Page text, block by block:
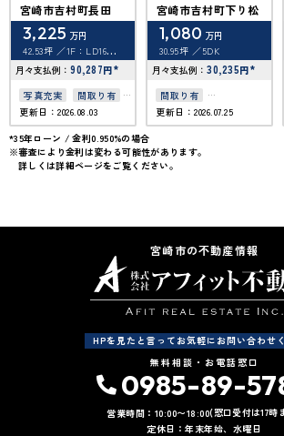
宮崎市吉村町長田
3,225 万円
42.53坪
1F：LD16・
K6・和6・和6、2F：洋
8・洋6 1F：LD16・
K6・和6・和6、2F：洋
8・洋6
月々支払例： 90,287円*
写真充実
間取り有
駐車場2台可
50坪以上
接道6ｍ以上
更新日：2026.08.03
宮崎市吉村町下り松
1,080 万円
30.95坪
5DK
月々支払例： 30,235円*
間取り有
駐車場2台可
接道6ｍ以上
駐車場１台無料
更新日：2026.07.25
*35年ローン / 金利0.950%の場合
※審査により金利は変わる可能性があります。
詳しくは詳細ページをご覧ください。
宮崎市の不動産情報
HPを見たと言ってお気軽にお問い合わせ
無料相談・お電話窓口
0985-89-
営業時間：10:00〜18:00(窓口受付は17時
定休日：年末年始、水曜日